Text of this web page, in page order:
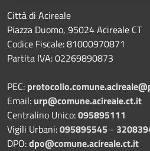
Città di Acireale
Piazza Duomo, 95024 Acireale CT
Codice Fiscale: 81000970871
Partita IVA: 02269890873
PEC:
Email: urp@comune.acireale.ct.it
Centralino Unico:095895111
Vigili Urbani:095895545 -
DPO:dpo@comune.acireale.ct.it